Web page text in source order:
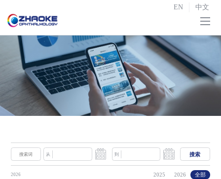
EN 中文
首页
关于我们 
研发与生产 
战略合作
新闻中心
联系我们
从 到 搜索
2026 2025 2026 全部